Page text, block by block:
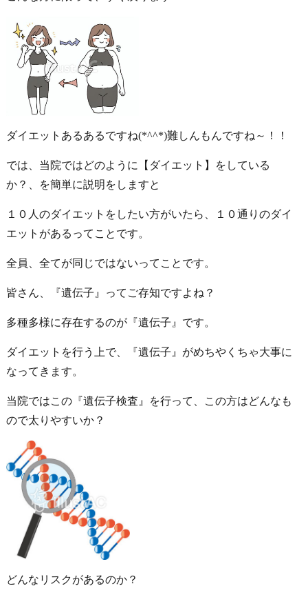
ダイエットあるあるですね(*^^*)難しんもんですね～！！
では、当院ではどのように【ダイエット】をしている
か？、を簡単に説明をしますと
１０人のダイエットをしたい方がいたら、１０通りのダイ
エットがあるってことです。
全員、全てが同じではないってことです。
皆さん、『遺伝子』ってご存知ですよね？
多種多様に存在するのが『遺伝子』です。
ダイエットを行う上で、『遺伝子』がめちやくちゃ大事に
なってきます。
当院ではこの『遺伝子検査』を行って、この方はどんなも
ので太りやすいか？
どんなリスクがあるのか？